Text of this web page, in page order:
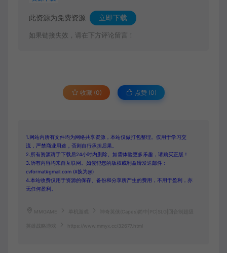
此资源为免费资源 立即下载
如果链接失效，请在下方评论留言！
收藏 (0) 点赞 (0)
1.网站内所有文件均为网络共享资源，本站仅做打包整理。仅用于学习交
流，严禁商业用途，否则自行承担后果。
2.所有资源请于下载后24小时内删除。如需体验更多乐趣，请购买正版！
3.所有内容均来自互联网。如侵犯您的版权或利益请发送邮件：
cvformat#gmail.com (#换为@)
4.本站收费仅用于资源的保存、备份和分享所产生的费用，不用于盈利，亦
无任何盈利。
MMGAME 神奇英侠(Capes)简中|PC|SLG|回合制超级
英雄战略游戏 https://www.mmyx.cc/32677.html